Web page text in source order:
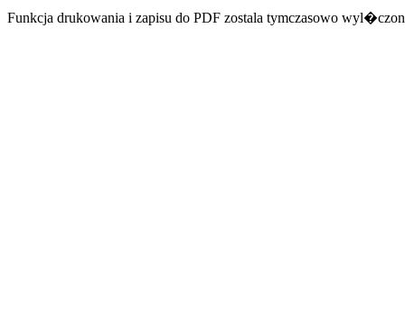
Funkcja drukowania i zapisu do PDF zostala tymczasowo